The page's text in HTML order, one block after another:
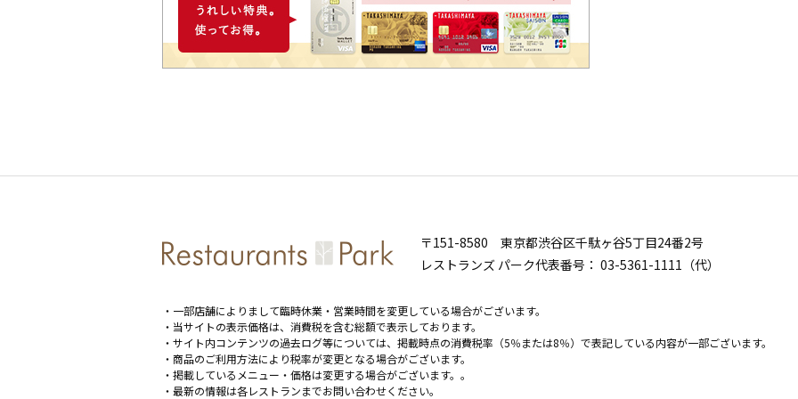
〒151-8580 東京都渋谷区千駄ヶ谷5丁目24番2号
レストランズ パーク代表番号： 03-5361-1111（代）
・一部店舗によりまして臨時休業・営業時間を変更している場合がございます。
・当サイトの表示価格は、消費税を含む総額で表示しております。
・サイト内コンテンツの過去ログ等については、掲載時点の消費税率（5％または8％）で表記している内容が一部ございます。
・商品のご利用方法により税率が変更となる場合がございます。
・掲載しているメニュー・価格は変更する場合がございます。。
・最新の情報は各レストランまでお問い合わせください。